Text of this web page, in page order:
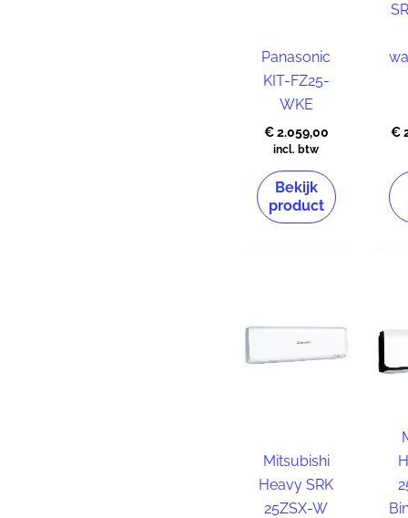
Panasonic
KIT-FZ25-
WKE
€2.059,00
incl. btw
Bekijk
product
€
Mitsubishi
Heavy SRK
25ZSX-W